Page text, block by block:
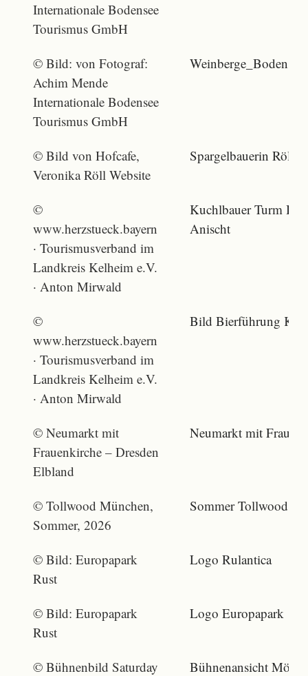
Internationale Bodensee
Tourismus GmbH
© Bild: von Fotograf:
Achim Mende
Internationale Bodensee
Tourismus GmbH
© Bild von Hofcafe,
Veronika Röll Website
Spargelbauerin Röll
©
www.herzstueck.bayern
· Tourismusverband im
Landkreis Kelheim e.V.
· Anton Mirwald
Kuchlbauer Turm
Anischt
©
www.herzstueck.bayern
· Tourismusverband im
Landkreis Kelheim e.V.
· Anton Mirwald
Bild Bierführung
© Neumarkt mit
Frauenkirche – Dresden
Elbland
Neumarkt mit
© Tollwood München,
Sommer, 2026
Sommer Tollwood
© Bild: Europapark
Rust
Logo Rulantica
© Bild: Europapark
Rust
Logo Europapark
© Bühnenbild Saturday
Bühnenansicht